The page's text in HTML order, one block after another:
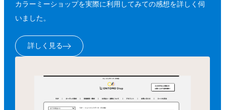
カラーミーショップを実際に利用してみての感想を詳しく伺
いました。
詳しく見る